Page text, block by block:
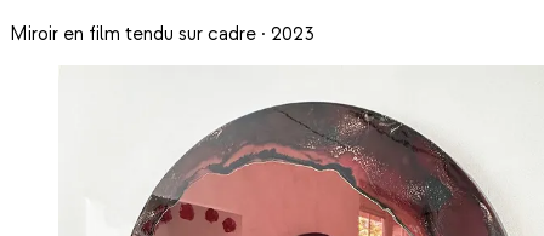
Miroir en film tendu sur cadre · 2023